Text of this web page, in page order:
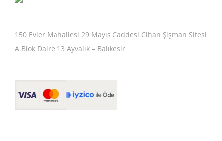
150 Evler Mahallesi 29 Mayıs Caddesi Cihan Şişman Sitesi
A Blok Daire 13 Ayvalık – Balıkesir